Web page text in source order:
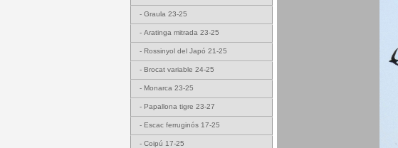
- Graula 23-25
- Aratinga mitrada 23-25
- Rossinyol del Japó 21-25
- Brocat variable 24-25
- Monarca 23-25
- Papallona tigre 23-27
- Escac ferruginós 17-25
- Coipú 17-25